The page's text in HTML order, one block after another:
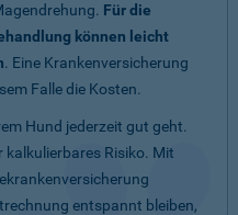
Für die
können leicht
. Eine Krankenversicherung
Falle die Kosten.
Hund jederzeit gut geht.
kalkulierbares Risiko. Mit
entspannt bleiben,